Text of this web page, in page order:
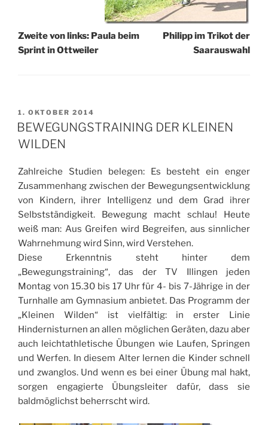
Zweite von links: Paula beim
Sprint in Ottweiler
Philipp im Trikot der
Saarauswahl
VERÖFFENTLICHT
AM
1. OKTOBER 2014
BEWEGUNGSTRAINING DER KLEINEN
WILDEN
Zahlreiche Studien belegen: Es besteht ein enger
Zusammenhang zwischen der Bewegungsentwicklung
von Kindern, ihrer Intelligenz und dem Grad ihrer
Selbstständigkeit. Bewegung macht schlau! Heute
weiß man: Aus Greifen wird Begreifen, aus sinnlicher
Wahrnehmung wird Sinn, wird Verstehen.
Diese Erkenntnis steht hinter dem
„Bewegungstraining“, das der TV Illingen jeden
Montag von 15.30 bis 17 Uhr für 4- bis 7-Jährige in der
Turnhalle am Gymnasium anbietet. Das Programm der
„Kleinen Wilden“ ist vielfältig: in erster Linie
Hindernisturnen an allen möglichen Geräten, dazu aber
auch leichtathletische Übungen wie Laufen, Springen
und Werfen. In diesem Alter lernen die Kinder schnell
und zwanglos. Und wenn es bei einer Übung mal hakt,
sorgen engagierte Übungsleiter dafür, dass sie
baldmöglichst beherrscht wird.